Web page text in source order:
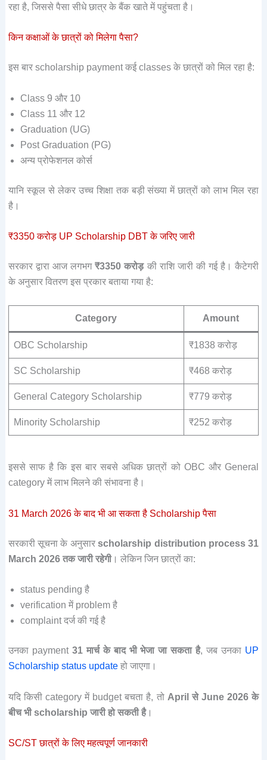
रहा है, जिससे पैसा सीधे छात्र के बैंक खाते में पहुंचता है।
किन कक्षाओं के छात्रों को मिलेगा पैसा?
इस बार scholarship payment कई classes के छात्रों को मिल रहा है:
Class 9 और 10
Class 11 और 12
Graduation (UG)
Post Graduation (PG)
अन्य प्रोफेशनल कोर्स
यानि स्कूल से लेकर उच्च शिक्षा तक बड़ी संख्या में छात्रों को लाभ मिल रहा
है।
₹3350 करोड़ UP Scholarship DBT के जरिए जारी
सरकार द्वारा आज लगभग₹3350 करोड़की राशि जारी की गई है। कैटेगरी
के अनुसार वितरण इस प्रकार बताया गया है:
Category Amount
OBC Scholarship ₹1838 करोड़
SC Scholarship ₹468 करोड़
General Category Scholarship ₹779 करोड़
Minority Scholarship ₹252 करोड़
इससे साफ है कि इस बार सबसे अधिक छात्रों को OBC और General
category में लाभ मिलने की संभावना है।
31 March 2026 के बाद भी आ सकता है Scholarship पैसा
सरकारी सूचना के अनुसारscholarship distribution process 31
March 2026 तक जारी रहेगी। लेकिन जिन छात्रों का:
status pending है
verification में problem है
complaint दर्ज की गई है
उनका payment 31 मार्च के बाद भी भेजा जा सकता है, जब उनका UP
Scholarship status updateहो जाएगा।
यदि किसी category में budget बचता है, तो April से June 2026 के
बीच भी scholarship जारी हो सकती है।
SC/ST छात्रों के लिए महत्वपूर्ण जानकारी